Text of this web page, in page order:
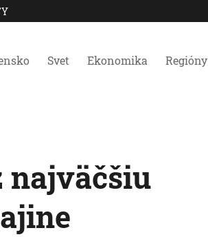
Svet Ekonomika Regióny
najväčšiu